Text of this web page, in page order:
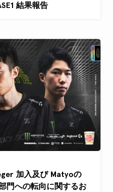
結果報告
加入及び Matyoの
門への転向に関するお